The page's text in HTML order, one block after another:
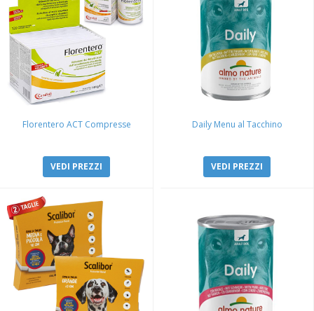
Florentero ACT Compresse
VEDI PREZZI
Daily Menu al Tacchino
VEDI PREZZI